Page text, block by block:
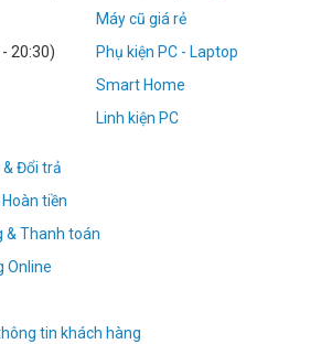
20:30)
Máy cũ giá rẻ
Phụ kiện PC - Laptop
Smart Home
Linh kiện PC
& Đổi trả
tiền
& Thanh toán
Online
tin khách hàng